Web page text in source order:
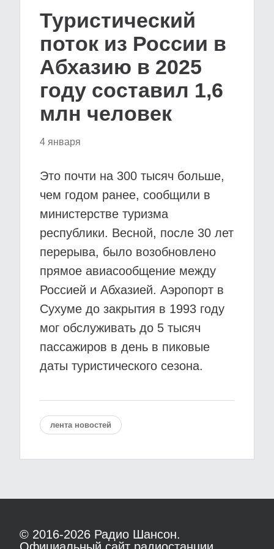
Туристический
поток из России в
Абхазию в 2025
году составил 1,6
млн человек
4 января
Это почти на 300 тысяч больше,
чем годом ранее, сообщили в
министерстве туризма
республики. Весной, после 30 лет
перерыва, было возобновлено
прямое авиасообщение между
Россией и Абхазией. Аэропорт в
Сухуме до закрытия в 1993 году
мог обслуживать до 5 тысяч
пассажиров в день в пиковые
даты туристического сезона.
лента новостей
© 2016-2026 Радио Шансон.